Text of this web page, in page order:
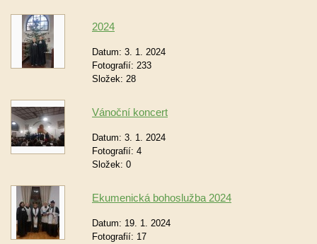
2024
Datum: 3. 1. 2024
Fotografií: 233
Složek: 28
Vánoční koncert
Datum: 3. 1. 2024
Fotografií: 4
Složek: 0
Ekumenická bohoslužba 2024
Datum: 19. 1. 2024
Fotografií: 17